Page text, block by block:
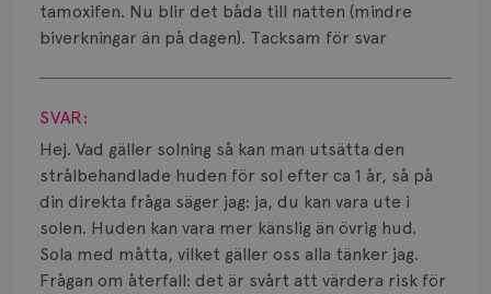
tamoxifen. Nu blir det båda till natten (mindre
biverkningar än på dagen). Tacksam för svar
Visa svar
SVAR:
Hej. Vad gäller solning så kan man utsätta den
strålbehandlade huden för sol efter ca 1 år, så på
din direkta fråga säger jag: ja, du kan vara ute i
solen. Huden kan vara mer känslig än övrig hud.
Sola med måtta, vilket gäller oss alla tänker jag.
Frågan om återfall: det är svårt att värdera risk för